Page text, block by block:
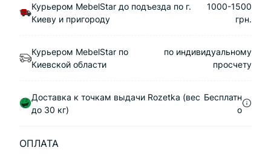
Курьером MebelStar до подъезда по г.
Киеву и пригороду
1000-1500
грн.
Курьером MebelStar по
Киевской области
по индивидуальному
просчету
Доставка к точкам выдачи Rozetka (вес
до 30 кг)
Бесплатн
о
ОПЛАТА